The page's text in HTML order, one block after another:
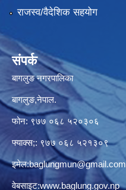
राजस्व/वैदेशिक सहयोग
संपर्क
बागलुङ नगरपालिका
बागलुङ,नेपाल.
फोन: ९७७ ०६८ ५२०३०६
फ्याक्स;: ९७७ ०६८ ५२१३०९
इमेल:baglungmun@gmail.com
वेबसाइट:www.baglung.gov.np